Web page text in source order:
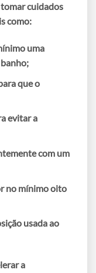
cuidados
como:
uma
que o
evitar a
com um
no mínimo oito
usada ao
a